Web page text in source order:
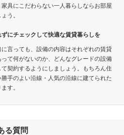
具にこだわらない一人暮らしならお部屋
う。
にチェックして快適な賃貸暮らしを
に言っても、設備の内容はそれぞれの賃貸
て何がないのか、どんなグレードの設備
契約するようにしましょう。もちろん住
手のよい沿線・人気の沿線に建てられた
す。
る質問